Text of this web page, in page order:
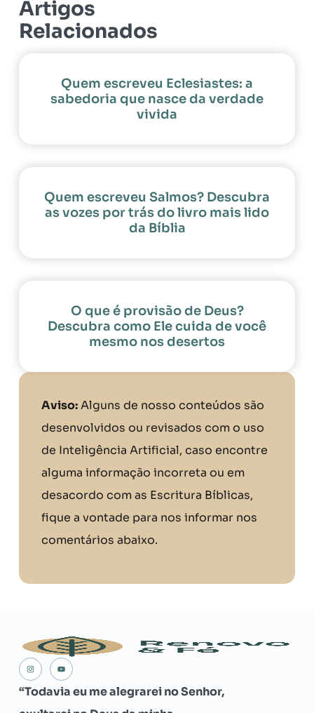
Artigos
Relacionados
Quem escreveu Eclesiastes: a
sabedoria que nasce da verdade
vivida
Quem escreveu Salmos? Descubra
as vozes por trás do livro mais lido
da Bíblia
O que é provisão de Deus?
Descubra como Ele cuida de você
mesmo nos desertos
Aviso:Alguns de nosso conteúdos são
desenvolvidos ou revisados com o uso
de Inteligência Artificial, caso encontre
alguma informação incorreta ou em
desacordo com as Escritura Bíblicas,
fique a vontade para nos informar nos
comentários abaixo.
“Todavia eu me alegrarei no Senhor,